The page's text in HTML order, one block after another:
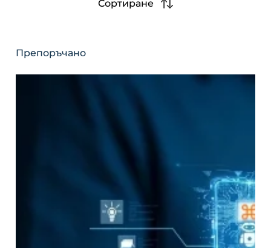
Сортиране
Препоръчано